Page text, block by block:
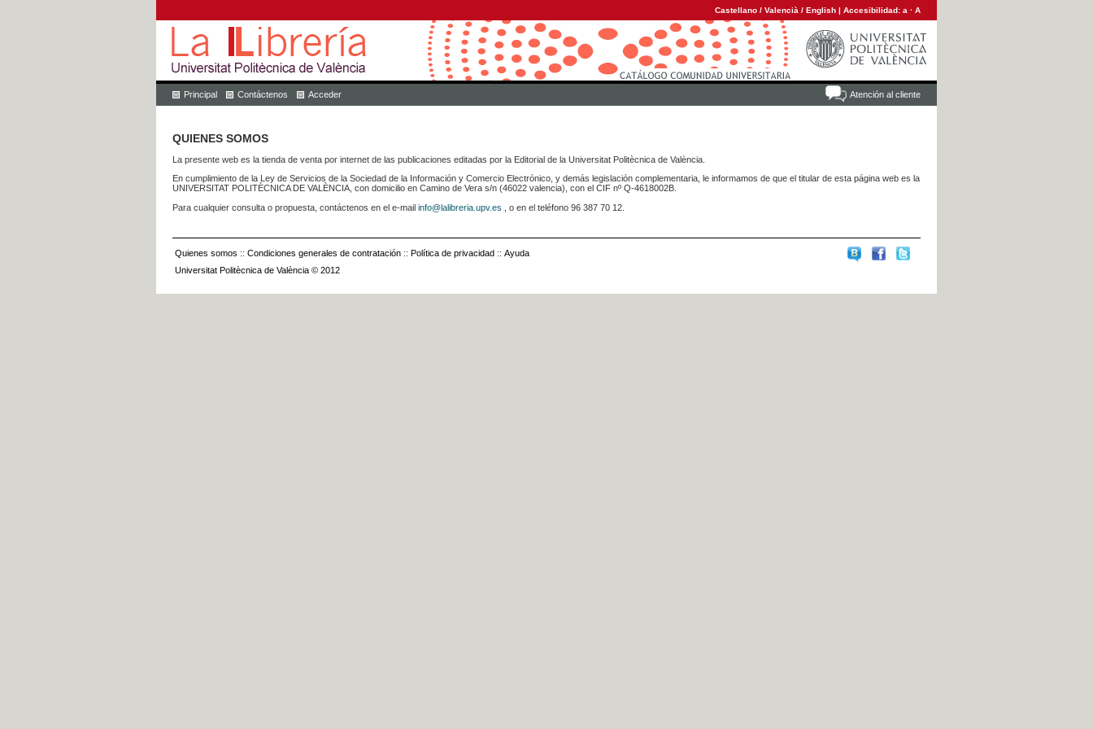
Castellano / Valencià / English | Accesibilidad: a · A
Atención al cliente
Principal Contáctenos Acceder
QUIENES SOMOS
La presente web es la tienda de venta por internet de las publicaciones editadas por la Editorial de la Universitat Politècnica de València.
En cumplimiento de la Ley de Servicios de la Sociedad de la Información y Comercio Electrónico, y demás legislación complementaria, le informamos de que el titular de esta página web es la
UNIVERSITAT POLITÈCNICA DE VALÈNCIA, con domicilio en Camino de Vera s/n (46022 valencia), con el CIF nº Q-4618002B.
Para cualquier consulta o propuesta, contáctenos en el e-mail info@lalibreria.upv.es , o en el teléfono 96 387 70 12.
Quienes somos :: Condiciones generales de contratación :: Política de privacidad :: Ayuda
Universitat Politècnica de València © 2012